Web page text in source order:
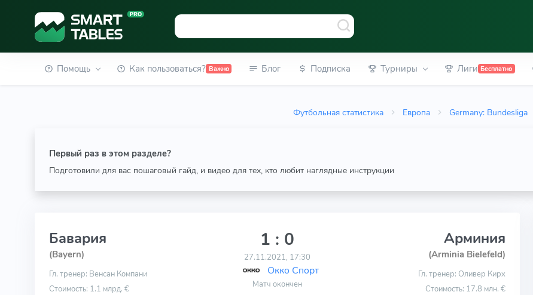
Помощь Как пользоваться? Важно Блог Подписка Турниры Лиги Бесплатно
Футбольная статистика Европа Germany: Bundesliga
Первый раз в этом разделе?
Подготовили для вас пошаговый гайд, и видео для тех, кто любит наглядные инструкции
Бавария
(Bayern)
Гл. тренер: Венсан Компани
Стоимость: 1.1 млрд. €
1 : 0
27.11.2021, 17:30
Окко Спорт
Матч окончен
Арминия
(Arminia Bielefeld)
Гл. тренер: Оливер Кирх
Стоимость: 17.8 млн. €